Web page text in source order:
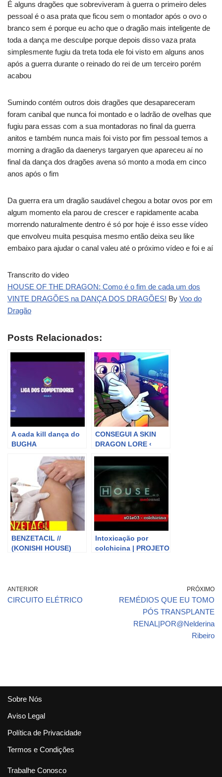
É alguns dragões que sobreviveram à guerra o primeiro deles
pessoal é o asa prata que ficou sem o montador após o ovo o
branco sem é porque eu acho que o dragão mais inteligente de
toda a dança me desculpe porque depois disso vaza prata
simplesmente fugiu da treta toda ele foi visto em alguns anos
após a guerra durante o reinado do rei de um terceiro porém
acabou
Sumindo contém outros dois dragões que desapareceram
foram canibal que nunca foi montado e o ladrão de ovelhas que
fugiu para essas com a sua montadoras no final da guerra
anitos e também nunca mais foi visto por fim pessoal temos a
morning a dragão da daenerys targaryen que apareceu aí no
final da dança dos dragões avena só monto a moda em cinco
anos após o fim
Da guerra era um dragão saudável chegou a botar ovos por em
algum momento ela parou de crescer e rapidamente acaba
morrendo naturalmente dentro é só por hoje é isso esse vídeo
que envolveu muita pesquisa mesmo então deixa seu like
embaixo para ajudar o canal valeu até o próximo vídeo e foi e aí
Transcrito do video
HOUSE OF THE DRAGON: Como é o fim de cada um dos
VINTE DRAGÕES na DANÇA DOS DRAGÕES! By Voo do
Dragão
Posts Relacionados:
A cada kill dança do
BUGHA
CONSEGUI A SKIN
DRAGON LORE ‹
BENZETACIL //
(KONISHI HOUSE)
Intoxicação por
colchicina | PROJETO
ANTERIOR
CIRCUITO ELÉTRICO
PRÓXIMO
REMÉDIOS QUE EU TOMO
PÓS TRANSPLANTE
RENAL|POR@Nelderina
Ribeiro
Sobre Nós
Aviso Legal
Política de Privacidade
Termos e Condições
Trabalhe Conosco